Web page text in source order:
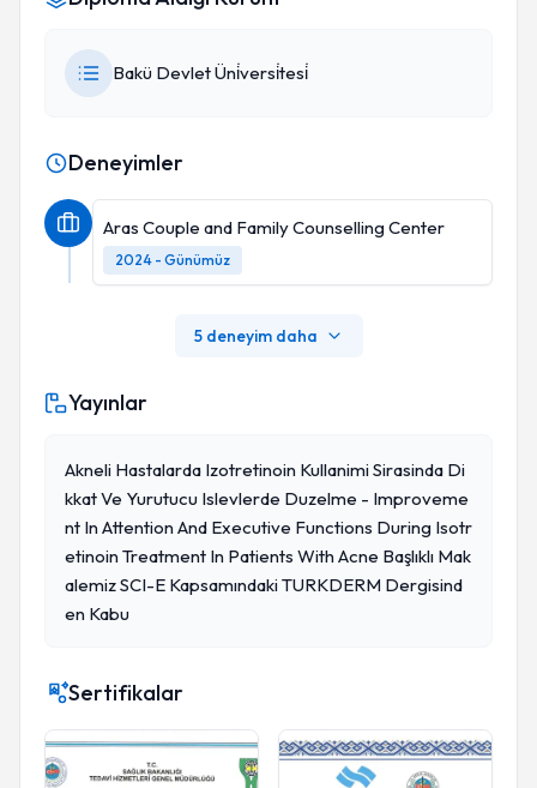
Bakü Devlet Üni̇versi̇tesi̇
Deneyimler
Aras Couple and Family Counselling Center
2024 - Günümüz
5 deneyim daha
Yayınlar
Akneli Hastalarda Izotretinoin Kullanimi Sirasinda Di
Kkat Ve Yurutucu Islevlerde Duzelme - Improveme
Nt In Attention And Executive Functions During Isotr
Etinoin Treatment In Patients With Acne Başlıklı Mak
Alemiz SCI-E Kapsamındaki TURKDERM Dergisind
En Kabu
Sertifikalar